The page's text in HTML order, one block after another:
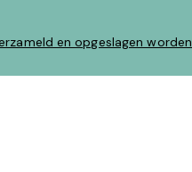
en opgeslagen worden